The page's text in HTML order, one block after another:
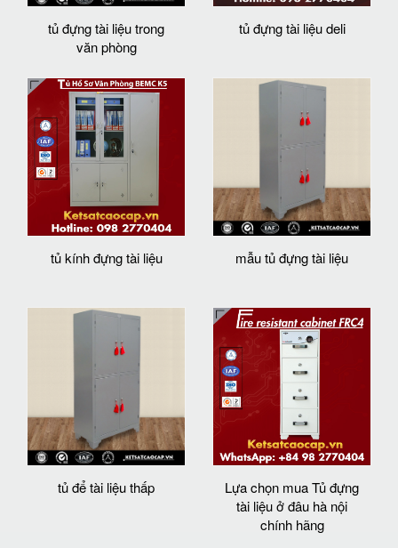
tủ đựng tài liệu trong
văn phòng
tủ đựng tài liệu deli
tủ kính đựng tài liệu mẫu tủ đựng tài liệu
tủ để tài liệu thấp
Lựa chọn mua Tủ đựng
tài liệu ở đâu hà nội
chính hãng